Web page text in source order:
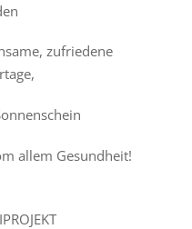
zufriedene
allem Gesundheit!